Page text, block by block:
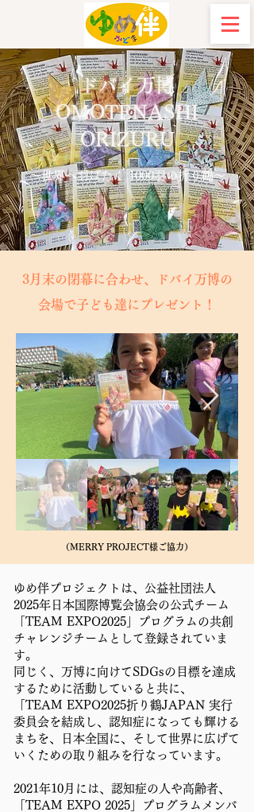
ドバイ万博
OMOTENASHI
ORIZURU
​～世界へ羽ばたく 1000羽の折り鶴～
​3月末の閉幕に合わせ、ドバイ万博の
会場で子ども達にプレゼント！
（MERRY PROJECT様ご協力）
​ゆめ伴プロジェクトは、公益社団法人
2025年日本国際博覧会協会の公式チーム
「TEAM EXPO2025」プログラムの共創
チャレンジチームとして登録されていま
す。
同じく、万博に向けてSDGsの目標を達成
するために活動していると共に、
「TEAM EXPO2025折り鶴JAPAN 実行
委員会を結成し、認知症になっても輝ける
まちを、日本全国に、そして世界に広げて
いくための取り組みを行なっています。
2021年10月には、 認知症の人や高齢者、
「TEAM EXPO 2025」プログラムメンバ